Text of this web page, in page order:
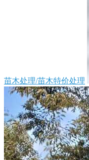
苗木处理/苗木特价处理